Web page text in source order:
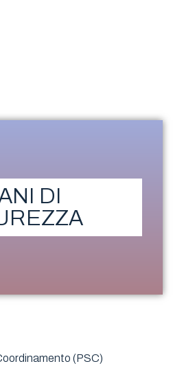
DI
(PSC)